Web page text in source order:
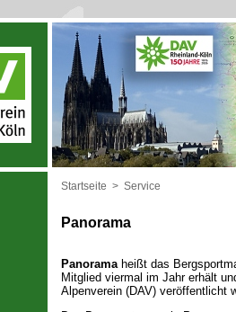
Startseite > Service
Panorama
Panoramaheißt das
Mitglied viermal im Jahr erhält
Alpenverein (DAV) veröffentlicht